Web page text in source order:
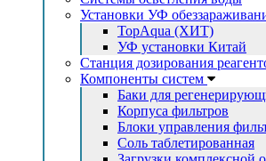
Установки УФ
TopAqua (ХИТ)
УФ установки Китай
Станция дозирования
Компоненты систем
Баки для
Корпуса фильтров
Блоки управления
Соль таблетированная